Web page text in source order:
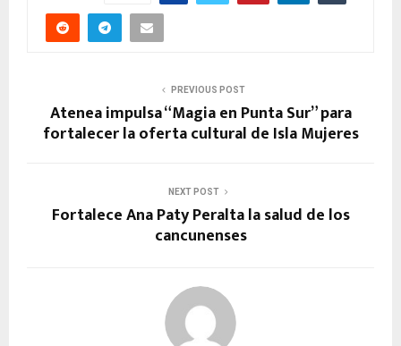
PREVIOUS POST
Atenea impulsa “Magia en Punta Sur” para
fortalecer la oferta cultural de Isla Mujeres
NEXT POST
Fortalece Ana Paty Peralta la salud de los
cancunenses